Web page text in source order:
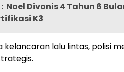
Noel Divonis 4 Tahun 6
K3
kelancaran lalu lintas, polisi